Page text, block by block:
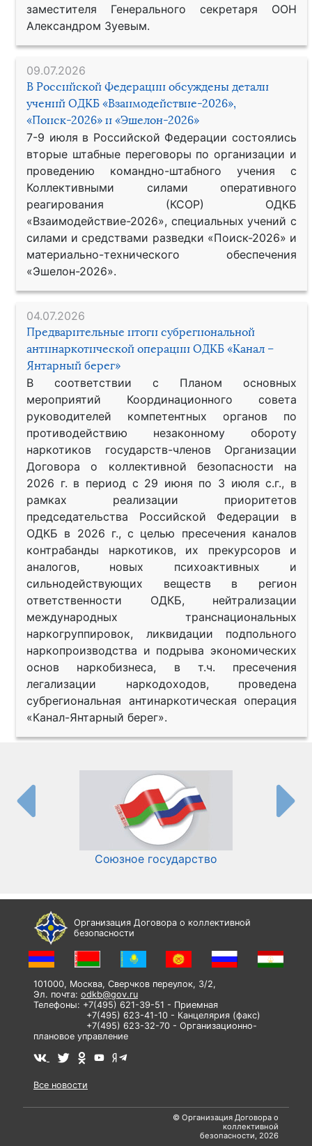
заместителя Генерального секретаря ООН
Александром Зуевым.
09.07.2026
В Российской Федерации обсуждены детали
учений ОДКБ «Взаимодействие-2026»,
«Поиск-2026» и «Эшелон-2026»
7-9 июля в Российской Федерации состоялись
вторые штабные переговоры по организации и
проведению командно-штабного учения с
Коллективными силами оперативного
реагирования (КСОР) ОДКБ
«Взаимодействие-2026», специальных учений с
силами и средствами разведки «Поиск-2026» и
материально-технического обеспечения
«Эшелон-2026».
04.07.2026
Предварительные итоги субрегиональной
антинаркотической операции ОДКБ «Канал –
Янтарный берег»
В соответствии с Планом основных
мероприятий Координационного совета
руководителей компетентных органов по
противодействию незаконному обороту
наркотиков государств-членов Организации
Договора о коллективной безопасности на
2026 г. в период с 29 июня по 3 июля с.г., в
рамках реализации приоритетов
председательства Российской Федерации в
ОДКБ в 2026 г., с целью пресечения каналов
контрабанды наркотиков, их прекурсоров и
аналогов, новых психоактивных и
сильнодействующих веществ в регион
ответственности ОДКБ, нейтрализации
международных транснациональных
наркогруппировок, ликвидации подпольного
наркопроизводства и подрыва экономических
основ наркобизнеса, в т.ч. пресечения
легализации наркодоходов, проведена
субрегиональная антинаркотическая операция
«Канал-Янтарный берег».
Союзное государство
Организация Договора о коллективной
безопасности
101000, Москва, Сверчков переулок, 3/2,
Эл. почта: odkb@gov.ru
Телефоны: +7(495) 621-39-51 - Приемная
+7(495) 623-41-10 - Канцелярия (факс)
+7(495) 623-32-70 - Организационно-
плановое управление
Все новости
© Организация Договора о
коллективной
безопасности, 2026